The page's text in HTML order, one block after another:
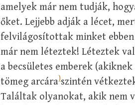
amelyek már nem tudják,
őket. Lejjebb adják a lécet,
felvilágosítottak minket
már nem léteztek! Léteztek
a becsületes emberek
tömeg arcára)szintén
Találtak olyanokat, akik nem